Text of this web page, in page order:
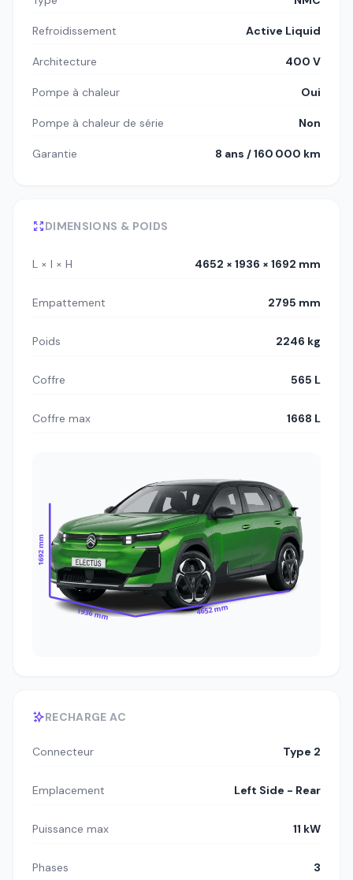
Refroidissement Active Liquid
Architecture 400 V
Pompe à chaleur Oui
Pompe à chaleur de série Non
Garantie 8 ans / 160 000 km
DIMENSIONS & POIDS
L × l × H 4652 × 1936 × 1692 mm
Empattement 2795 mm
Poids 2246 kg
Coffre 565 L
Coffre max 1668 L
1692 mm
1936 mm 4652 mm
RECHARGE AC
Connecteur Type 2
Emplacement Left Side - Rear
Puissance max 11 kW
Phases 3